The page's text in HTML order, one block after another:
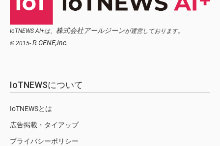
IoTNEWS AI+は、 株式会社アールジーンが運営しております。
© 2015- R.GENE,Inc.
IoTNEWSについて
IoTNEWSとは
広告掲載・タイアップ
プライバシーポリシー